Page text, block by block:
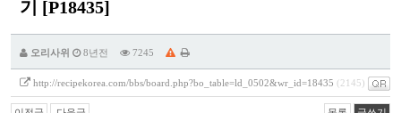
기 [P18435]
오리사위 8년전 7245
http://recipekorea.com/bbs/board.php?bo_table=ld_0502&wr_id=18435 (2145)